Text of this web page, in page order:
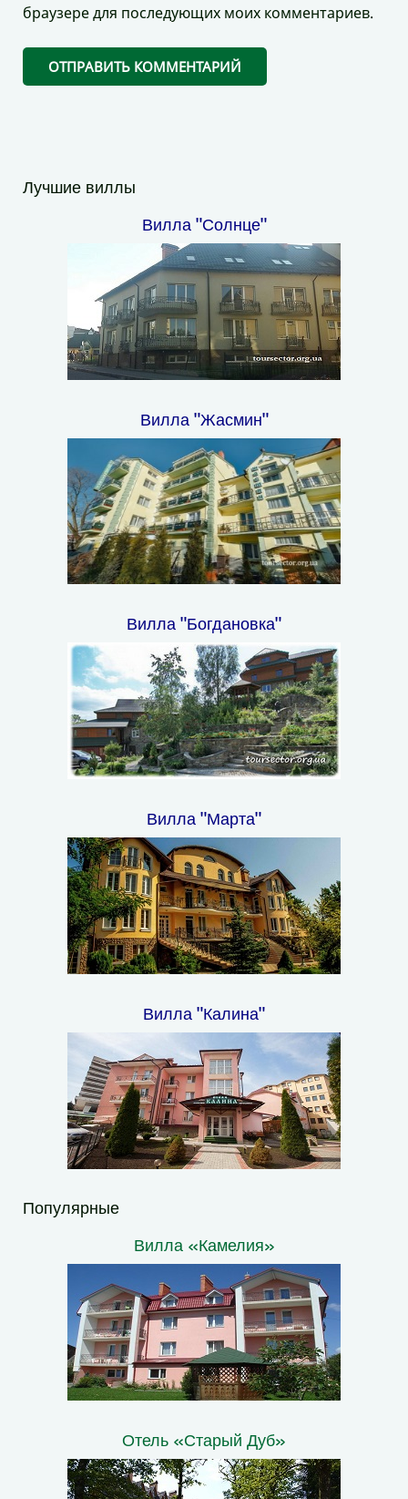
браузере для последующих моих комментариев.
Лучшие виллы
Вилла "Солнце"
Вилла "Жасмин"
Вилла "Богдановка"
Вилла "Марта"
Вилла "Калина"
Популярные
Вилла «Камелия»
Отель «Старый Дуб»